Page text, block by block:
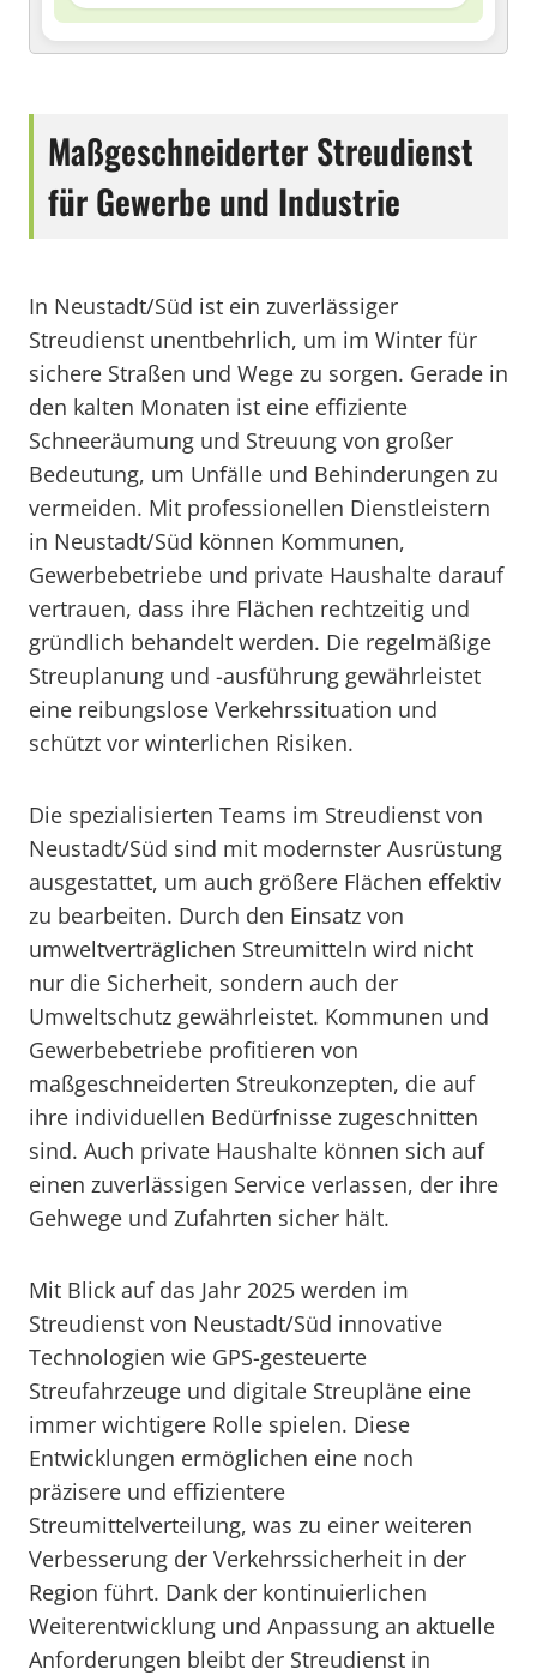
Maßgeschneiderter Streudienst
für Gewerbe und Industrie
In Neustadt/Süd ist ein zuverlässiger
Streudienst unentbehrlich, um im Winter für
sichere Straßen und Wege zu sorgen. Gerade in
den kalten Monaten ist eine effiziente
Schneeräumung und Streuung von großer
Bedeutung, um Unfälle und Behinderungen zu
vermeiden. Mit professionellen Dienstleistern
in Neustadt/Süd können Kommunen,
Gewerbebetriebe und private Haushalte darauf
vertrauen, dass ihre Flächen rechtzeitig und
gründlich behandelt werden. Die regelmäßige
Streuplanung und -ausführung gewährleistet
eine reibungslose Verkehrssituation und
schützt vor winterlichen Risiken.
Die spezialisierten Teams im Streudienst von
Neustadt/Süd sind mit modernster Ausrüstung
ausgestattet, um auch größere Flächen effektiv
zu bearbeiten. Durch den Einsatz von
umweltverträglichen Streumitteln wird nicht
nur die Sicherheit, sondern auch der
Umweltschutz gewährleistet. Kommunen und
Gewerbebetriebe profitieren von
maßgeschneiderten Streukonzepten, die auf
ihre individuellen Bedürfnisse zugeschnitten
sind. Auch private Haushalte können sich auf
einen zuverlässigen Service verlassen, der ihre
Gehwege und Zufahrten sicher hält.
Mit Blick auf das Jahr 2025 werden im
Streudienst von Neustadt/Süd innovative
Technologien wie GPS-gesteuerte
Streufahrzeuge und digitale Streupläne eine
immer wichtigere Rolle spielen. Diese
Entwicklungen ermöglichen eine noch
präzisere und effizientere
Streumittelverteilung, was zu einer weiteren
Verbesserung der Verkehrssicherheit in der
Region führt. Dank der kontinuierlichen
Weiterentwicklung und Anpassung an aktuelle
Anforderungen bleibt der Streudienst in